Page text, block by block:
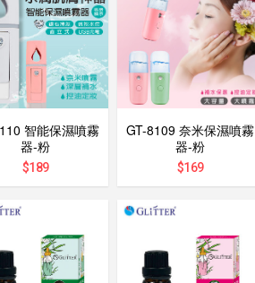
智能保濕噴霧
器-粉
$189
GT-8109 奈米保濕噴霧
器-粉
$169